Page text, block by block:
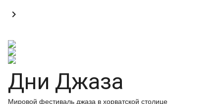

Дни Джаза
Мировой фестиваль джаза в хорватской столице